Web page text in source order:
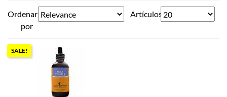
Ordenar
por
Artículos
SALE!